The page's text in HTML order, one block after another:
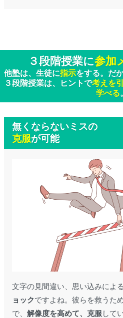
３段階授業に参加
他塾は、生徒に指示をする。だか
３段階授業は、ヒントで考えを
学べる
無くならないミスの
克服が可能
文字の見間違い、思い込みによる
ョックですよね。彼らを救うた
で、 解像度を高めて、克服 して